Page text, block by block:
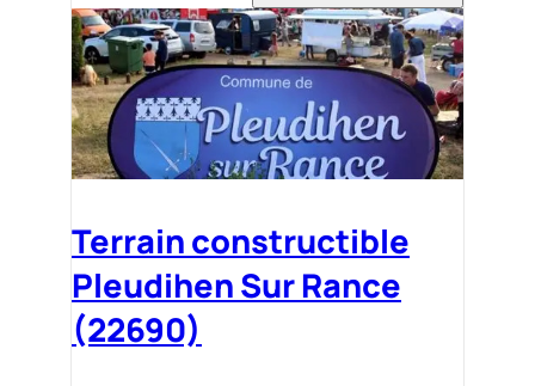
Terrain constructible
Pleudihen Sur Rance
(22690)